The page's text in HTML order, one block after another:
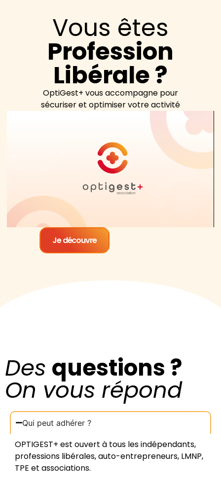
Vous êtes
Profession
Libérale ?
OptiGest+ vous accompagne pour
sécuriser et optimiser votre activité
Je découvre
Des questions ?
On vous répond
Qui peut adhérer ?
OPTIGEST+ est ouvert à tous les indépendants,
professions libérales, auto-entrepreneurs, LMNP,
TPE et associations.